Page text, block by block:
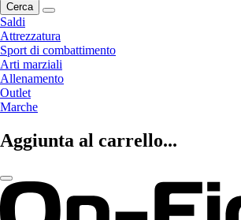
Cerca
Saldi
Attrezzatura
Sport di combattimento
Arti marziali
Allenamento
Outlet
Marche
Aggiunta al carrello...